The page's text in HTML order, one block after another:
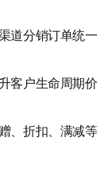
道分销订单统一
客户生命周期价
、折扣、满减等